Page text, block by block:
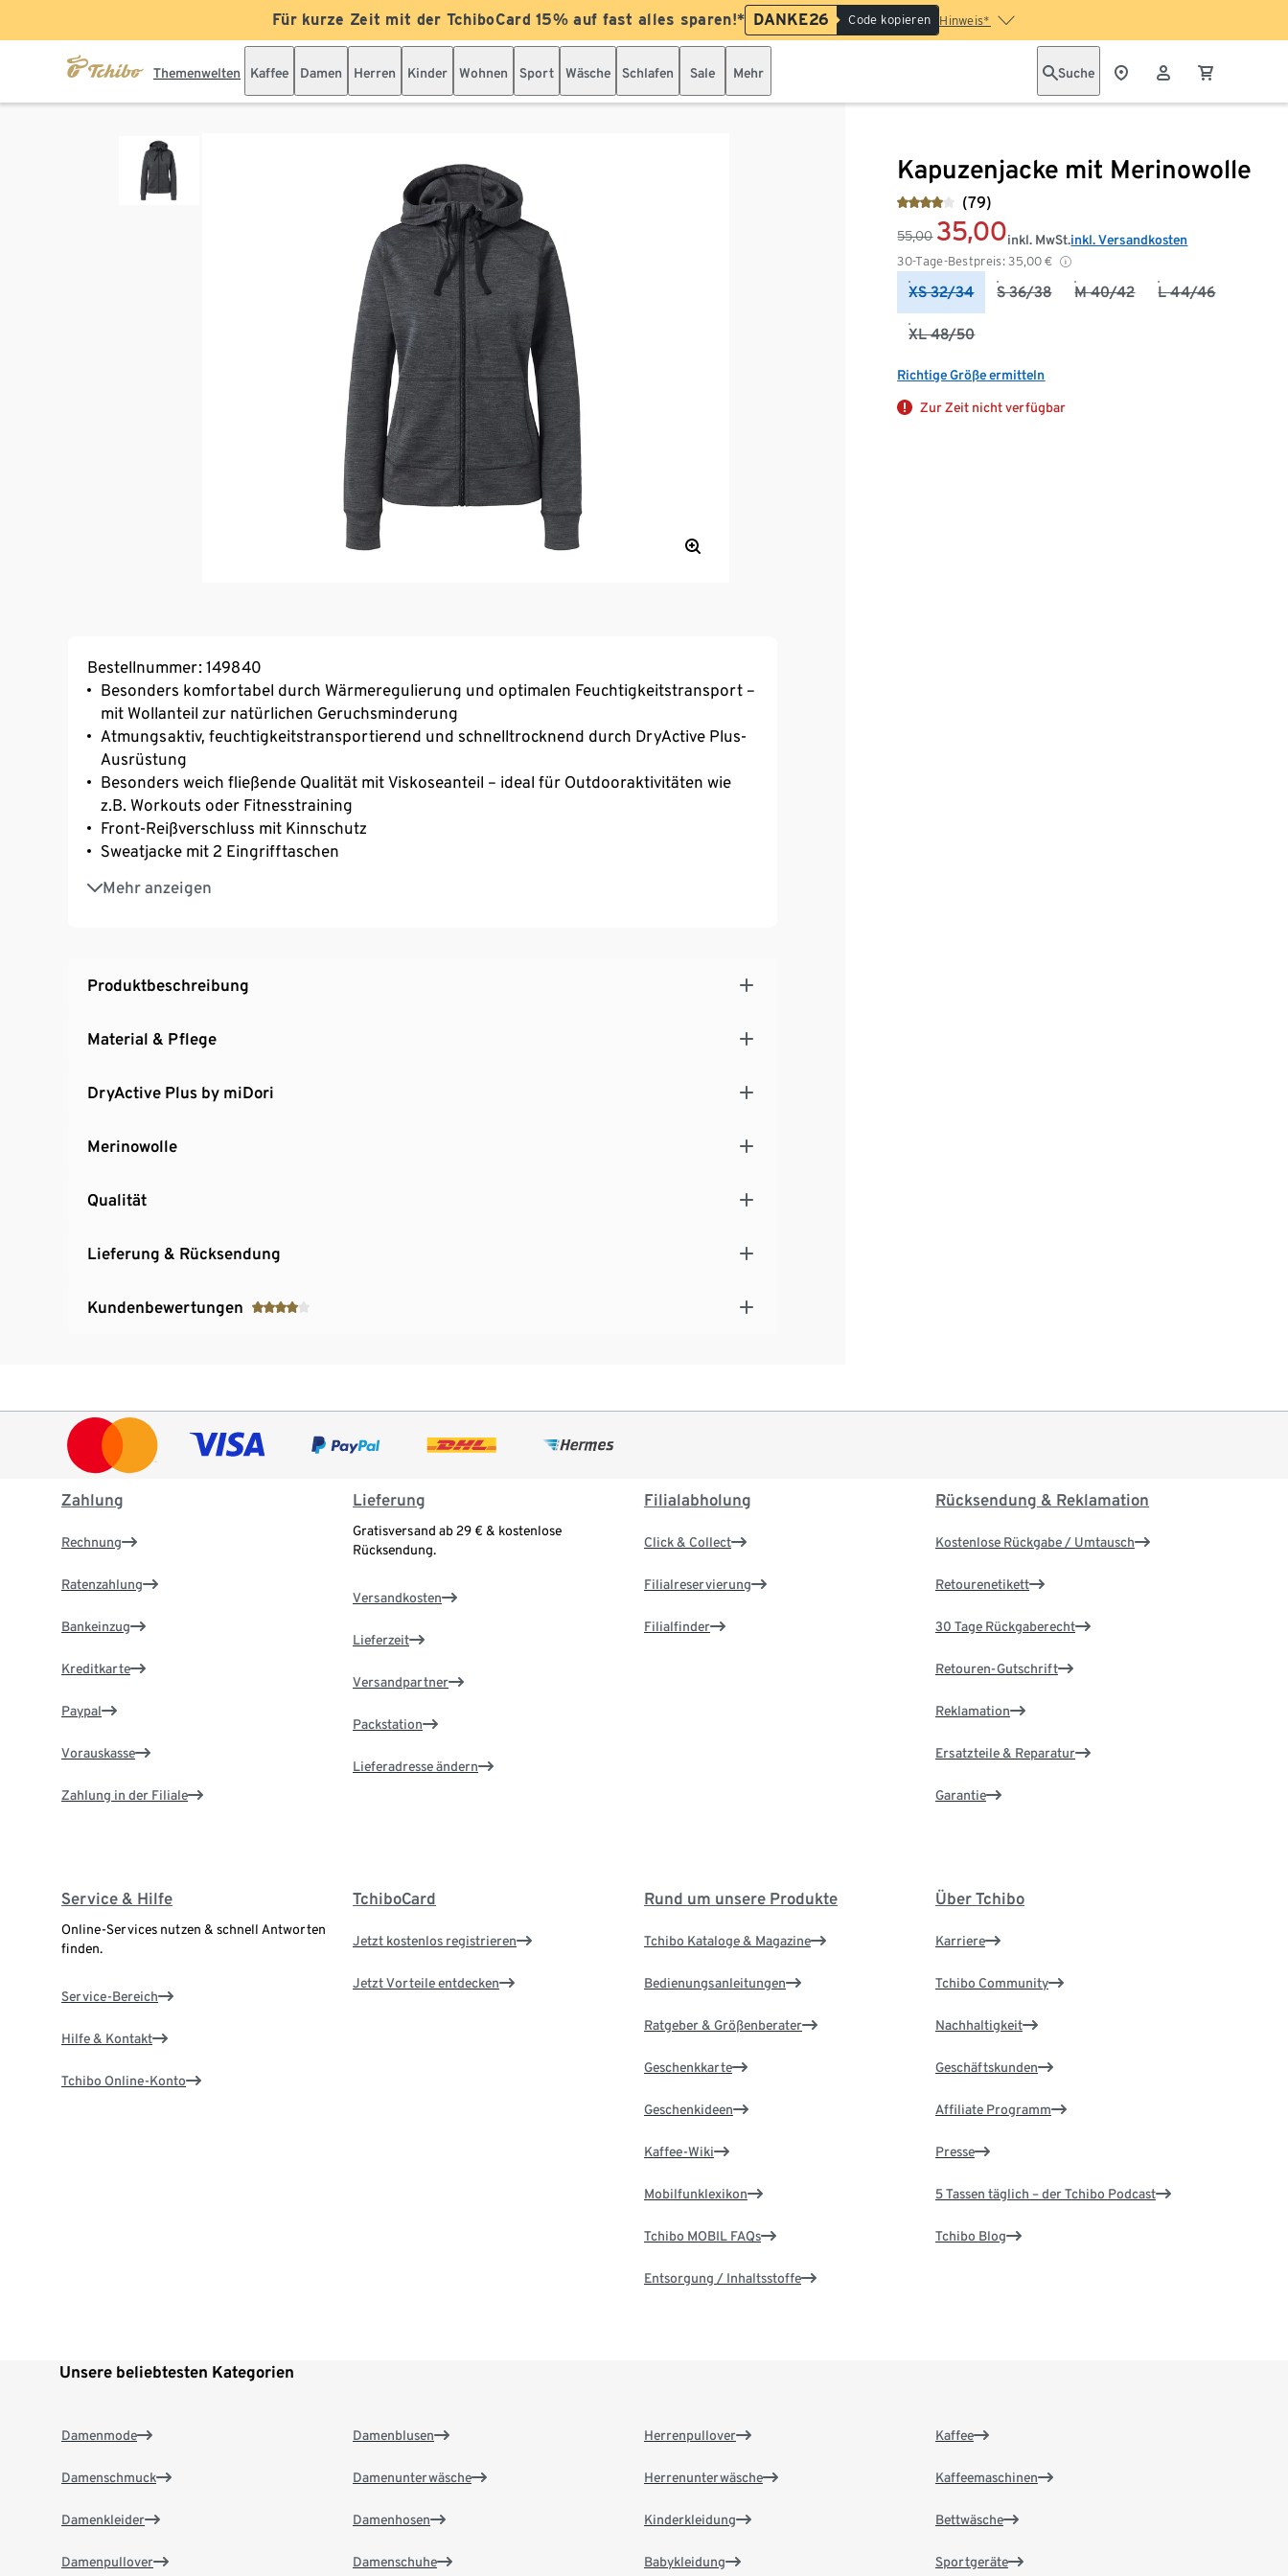
Für kurze Zeit mit der TchiboCard 15% auf fast alles sparen!* DANKE26 Code kopieren Hinweis*
Themenwelten Kaffee Damen Herren Kinder Wohnen Sport Wäsche Schlafen Sale Mehr Suche
Kapuzenjacke mit Merinowolle
(79)
55,00 35,00
30-Tage-Bestpreis: 35,00 €
inkl. MwSt.inkl. Versandkosten
XS 32/34 S 36/38 M 40/42 L 44/46
XL 48/50
Richtige Größe ermitteln
Zur Zeit nicht verfügbar
Bestellnummer: 149840
Besonders komfortabel durch Wärmeregulierung und optimalen Feuchtigkeitstransport –
mit Wollanteil zur natürlichen Geruchsminderung
Atmungsaktiv, feuchtigkeitstransportierend und schnelltrocknend durch DryActive Plus-
Ausrüstung
Besonders weich fließende Qualität mit Viskoseanteil – ideal für Outdooraktivitäten wie
z.B. Workouts oder Fitnesstraining
Front-Reißverschluss mit Kinnschutz
Sweatjacke mit 2 Eingrifftaschen
Mehr anzeigen
Kapuze mit Kordelzug zur Weitenregulierung
Produktbeschreibung
Material & Pflege
DryActive Plus by miDori
Merinowolle
Qualität
Lieferung & Rücksendung
Kundenbewertungen
Zahlung
Rechnung
Ratenzahlung
Bankeinzug
Kreditkarte
Paypal
Vorauskasse
Zahlung in der Filiale
Lieferung
Gratisversand ab 29 € & kostenlose
Rücksendung.
Versandkosten
Lieferzeit
Versandpartner
Packstation
Lieferadresse ändern
Filialabholung
Click & Collect
Filialreservierung
Filialfinder
Rücksendung & Reklamation
Kostenlose Rückgabe / Umtausch
Retourenetikett
30 Tage Rückgaberecht
Retouren-Gutschrift
Reklamation
Ersatzteile & Reparatur
Garantie
Service & Hilfe
Online-Services nutzen & schnell Antworten
finden.
Service-Bereich
Hilfe & Kontakt
Tchibo Online-Konto
TchiboCard
Jetzt kostenlos registrieren
Jetzt Vorteile entdecken
Rund um unsere Produkte
Tchibo Kataloge & Magazine
Bedienungsanleitungen
Ratgeber & Größenberater
Geschenkkarte
Geschenkideen
Kaffee-Wiki
Mobilfunklexikon
Tchibo MOBIL FAQs
Entsorgung / Inhaltsstoffe
Über Tchibo
Karriere
Tchibo Community
Nachhaltigkeit
Geschäftskunden
Affiliate Programm
Presse
5 Tassen täglich – der Tchibo Podcast
Tchibo Blog
Unsere beliebtesten Kategorien
Damenmode
Damenschmuck
Damenkleider
Damenpullover
Damenblusen
Damenunterwäsche
Damenhosen
Damenschuhe
Herrenpullover
Herrenunterwäsche
Kinderkleidung
Babykleidung
Kaffee
Kaffeemaschinen
Bettwäsche
Sportgeräte